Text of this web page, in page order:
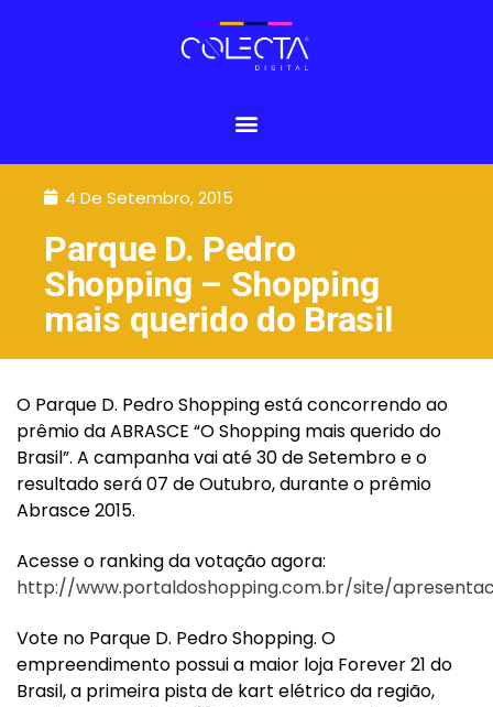
4 De Setembro, 2015
Parque D. Pedro
Shopping – Shopping
mais querido do Brasil
O Parque D. Pedro Shopping está concorrendo ao
prêmio da ABRASCE “O Shopping mais querido do
Brasil”. A campanha vai até 30 de Setembro e o
resultado será 07 de Outubro, durante o prêmio
Abrasce 2015.
Acesse o ranking da votação agora:
http://www.portaldoshopping.com.br/site/
Vote no Parque D. Pedro Shopping. O
empreendimento possui a maior loja Forever 21 do
Brasil, a primeira pista de kart elétrico da região,